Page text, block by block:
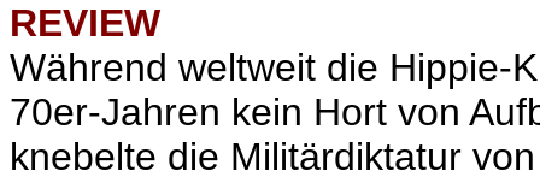
REVIEW
Während weltweit die Hippie-
70er-Jahren kein Hort von
knebelte die Militärdiktatur